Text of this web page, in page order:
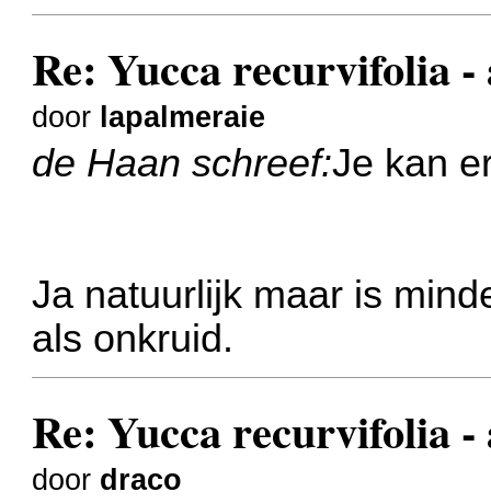
Re: Yucca recurvifolia
door lapalmeraie
de Haan schreef:Je kan
Ja natuurlijk maar is
als onkruid.
Re: Yucca recurvifolia
door draco